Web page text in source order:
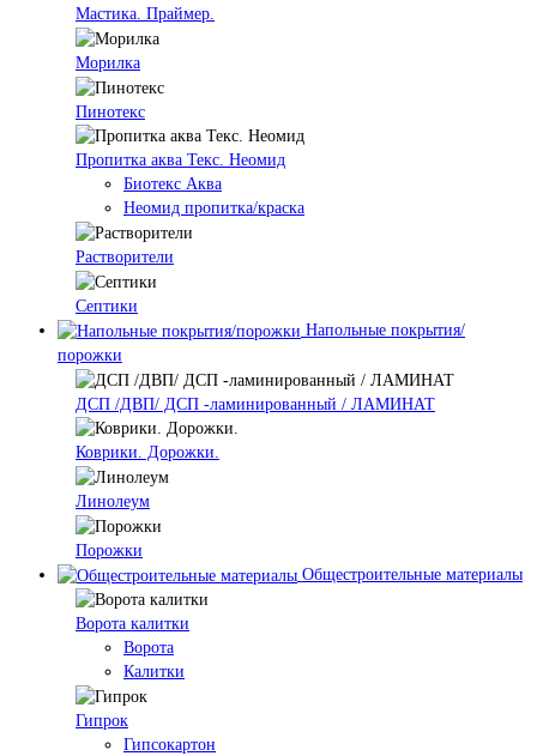
Мастика. Праймер.
Морилка
Пинотекс
Пропитка аква Текс. Неомид
Биотекс Аква
Неомид пропитка/краска
Растворители
Септики
Напольные покрытия/
порожки
ДСП /ДВП/ ДСП -ламинированный / ЛАМИНАТ
Коврики. Дорожки.
Линолеум
Порожки
Общестроительные материалы
Ворота калитки
Ворота
Калитки
Гипрок
Гипсокартон